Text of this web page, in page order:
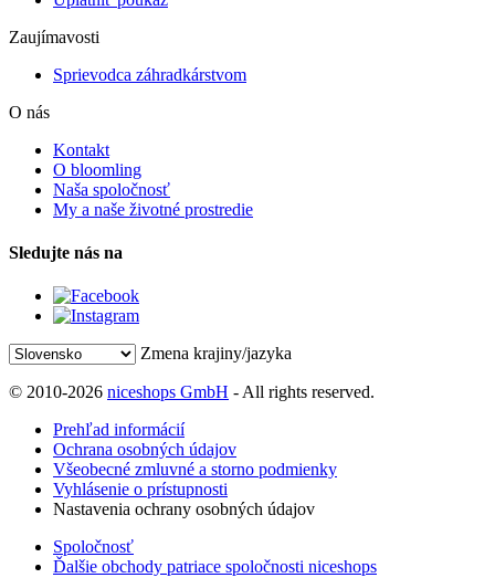
Zaujímavosti
Sprievodca záhradkárstvom
O nás
Kontakt
O bloomling
Naša spoločnosť
My a naše životné prostredie
Sledujte nás na
Zmena krajiny/jazyka
© 2010-2026 niceshops GmbH - All rights reserved.
Prehľad informácií
Ochrana osobných údajov
Všeobecné zmluvné a storno podmienky
Vyhlásenie o prístupnosti
Nastavenia ochrany osobných údajov
Spoločnosť
Ďalšie obchody patriace spoločnosti niceshops